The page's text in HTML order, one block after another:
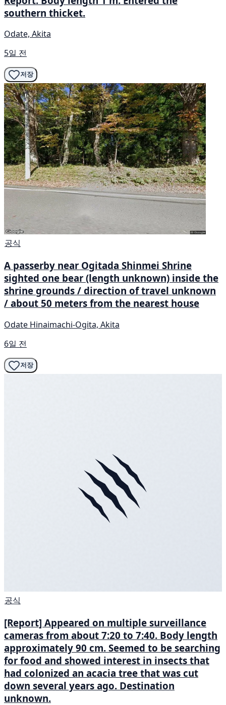
southern thicket.
Odate, Akita
5일 전
저장
공식
A passerby near Ogitada Shinmei Shrine
sighted one bear (length unknown) inside the
shrine grounds / direction of travel unknown
/ about 50 meters from the nearest house
Odate Hinaimachi-Ogita, Akita
6일 전
저장
공식
[Report] Appeared on multiple surveillance
cameras from about 7:20 to 7:40. Body length
approximately 90 cm. Seemed to be searching
for food and showed interest in insects that
had colonized an acacia tree that was cut
down several years ago. Destination
unknown.